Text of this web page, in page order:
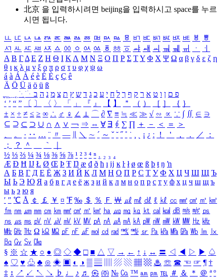
北京 을 입력하시려면 beijing을 입력하시고 space를 누르
시면 됩니다.
ㅥ ㅦ ㅧ ㅨ ㅩ ㅪ ㅫ ㅬ ㅭ ㅮ ㅯ ㅰ ㅱ ㅲ ㅳ ㅴ ㅵ ㅶ ㅷ ㅸ
ㅹ
ㅺ ㅻ ㅼ ㅽ ㅾ ㅿ ㆀ ㆁ ㆂ ㆃ ㆄ ㆅ ㆆ ㆇ ㆈ ㆉ ㆊ ㆋ ㆌ ㆍ
ㆎ
Α Β ΓΔ Ε Ζ Η Θ Ι ΚΛ Μ Ν Ξ Ο Π Ρ Σ ΤΥ Φ Χ Ψ Ω α β γ δ ε ζ η
θ ι κ λ μ ν ξ ο π ρ σ τ υ φ χ ψ ω
á à Á À é è É È ç Ç ê
Ä Ö Ü ä ö ü ß
ִֶֹ ֻּ ׁׂ פ ם ן ו ט א ר ק ף ך ל ח י ע כ ג ד ש ץ ת צ מ נ ה ב
‘ ’ “ ” 〔 〕 〈 〉 「 」 『 』 【 】 ＂ （ ） ［ ］ ｛ ｝
± × ÷ ≠ ≤ ≥ ∞ ∴ ♂ ♀ ∠ ⊥ ⌒ ∂ ∇ ≡ ≒ ≪ ≫ √ ∽ ∝ ∵ ∫ ∬ ∈ ∋
⊆ ⊇ ⊂ ⊃ ∪ ∩ ∧ ∨ ￢ ⇒ ⇔ ∀ ∃ ∮ ∑ ∏ ＋ － ＜ ＝
＞
、
。 · ‥ … ¨ 〃 ― ＼ ∼ ´ ～ ˇ ˘ ˝ ˚ ˙ ¸ ¡ ¿ ː ！ ＇ ， ． ／
：
；
？ ＾ ｀
½ ⅓ ⅔ ¼ ¾ ⅛ ⅜ ⅝ ⅞ ¹ ² ³ ⁴ ⁿ ₁ ₂ ₃ ₄
Æ Ð Ħ Ĳ Ł Ø Œ Þ Ŧ Ŋ æ đ ð ħ ı ĳ ĸ ŀ ł ø œ ß þ ŧ ŋ ŉ
А Б В Г Д Е Ё Ж З И Й К Л М Н О П Р С Т У Ф Х Ц Ч Ш Щ Ъ
Ы Ь Э Ю Я а б в г д е ё ж з и й к л м н о п р с т у ф х ц ч ш щ ъ
ы ь э ю я
′ ″ ℃ Å ￠ ￡ ￥ ¤ ℉ ‰ ＄ ％ Ｆ ￦ ㎕ ㎖ ㎗ ℓ ㎘ ㏄ ㎣ ㎤ ㎥ ㎦
㎙ ㎚ ㎛ ㎜ ㎝ ㎞ ㎟ ㎠ ㎡ ㎢ ㏊ ㎍ ㎎ ㎏ ㏏ ㎈ ㎉ ㏈ ㎧ ㎨ ㎰
㎱ ㎲ ㎳ ㎴ ㎵ ㎶ ㎷ ㎸ ㎹ ㎀ ㎁ ㎂ ㎃ ㎄ ㎺ ㎻ ㎽ ㎾ ㎿ ㎐ ㎑
㎒ ㎓ ㎔ Ω ㏀ ㏁ ㎊ ㎋ ㎌ ㏖ ㏅ ㎭ ㎮ ㎯ ㏛ ㎩ ㎪ ㎫ ㎬ ㏝ ㏐
㏓
㏃ ㏉ ㏜ ㏆
§ ※ ☆ ★ ○ ● ◎ ◇ ◆ □ ■ △ ▽ → ← ↑ ↓ ↔ 〓 ◁ ◀ ▷ ▶ ♤
♠ ♡ ♥ ♧ ♣ ⊙ ◈ ▣ ◐ ◑ ▒ ▤ ▨ ▧ ▦ ▩ ♨ ☏ ☎ ☜ ☞ ¶ †
‡ ↕ ↗ ↙ ↖ ↘ ♭ ♩ ♪ ♬ ㉿ ㈜ № ㏇ ™ ㏂ ㏘ ℡ ＃ ＆ ＊ ＠ ª º